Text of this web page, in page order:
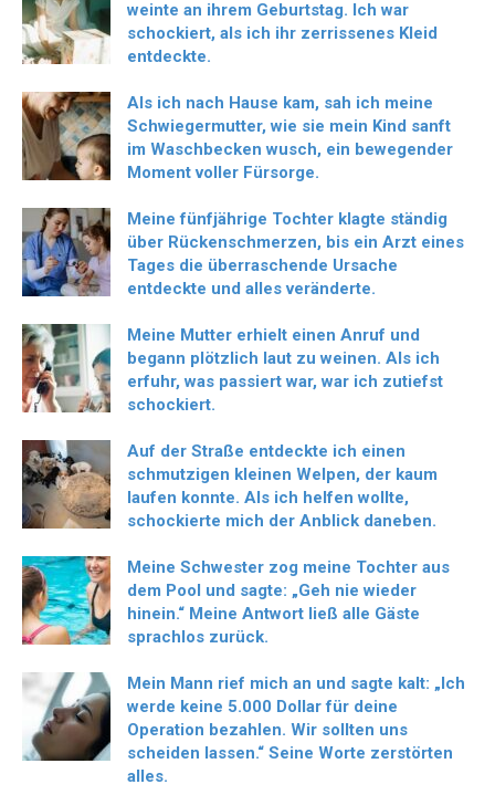
weinte an ihrem Geburtstag. Ich war
schockiert, als ich ihr zerrissenes Kleid
entdeckte.
Als ich nach Hause kam, sah ich meine
Schwiegermutter, wie sie mein Kind sanft
im Waschbecken wusch, ein bewegender
Moment voller Fürsorge.
Meine fünfjährige Tochter klagte ständig
über Rückenschmerzen, bis ein Arzt eines
Tages die überraschende Ursache
entdeckte und alles veränderte.
Meine Mutter erhielt einen Anruf und
begann plötzlich laut zu weinen. Als ich
erfuhr, was passiert war, war ich zutiefst
schockiert.
Auf der Straße entdeckte ich einen
schmutzigen kleinen Welpen, der kaum
laufen konnte. Als ich helfen wollte,
schockierte mich der Anblick daneben.
Meine Schwester zog meine Tochter aus
dem Pool und sagte: „Geh nie wieder
hinein.“ Meine Antwort ließ alle Gäste
sprachlos zurück.
Mein Mann rief mich an und sagte kalt: „Ich
werde keine 5.000 Dollar für deine
Operation bezahlen. Wir sollten uns
scheiden lassen.“ Seine Worte zerstörten
alles.